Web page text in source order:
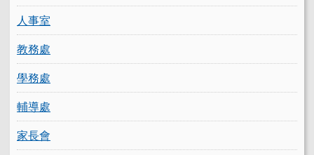
人事室
教務處
學務處
輔導處
家長會